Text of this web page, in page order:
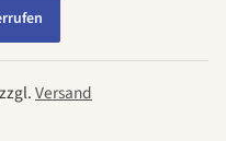
Versand